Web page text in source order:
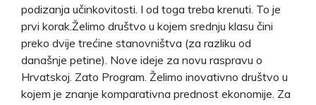
podizanja učinkovitosti. I od toga treba krenuti. To je
prvi korak.Želimo društvo u kojem srednju klasu čini
preko dvije trećine stanovništva (za razliku od
današnje petine). Nove ideje za novu raspravu o
Hrvatskoj. Zato Program. Želimo inovativno društvo u
kojem je znanje komparativna prednost ekonomije. Za